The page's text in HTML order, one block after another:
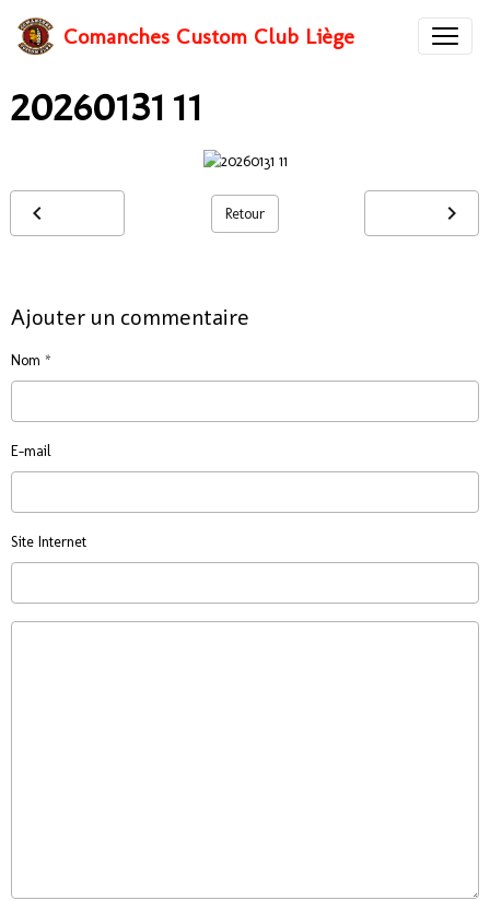
Comanches Custom Club Liège
20260131 11
Retour
Ajouter un commentaire
Nom
E-mail
Site Internet